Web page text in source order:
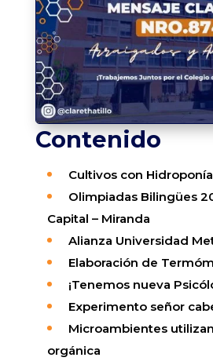
Contenido
Cultivos con Hidroponía
Olimpiadas Bilingües
Capital – Miranda
Alianza Universidad
Elaboración de
¡Tenemos nueva
Experimento señor
Microambientes
orgánica